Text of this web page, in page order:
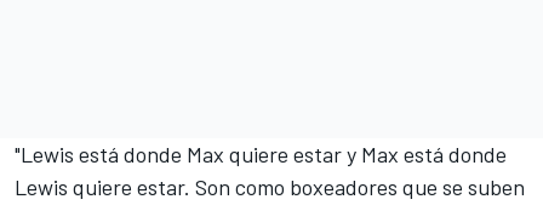
"Lewis está donde Max quiere estar y Max está donde
Lewis quiere estar. Son como boxeadores que se suben